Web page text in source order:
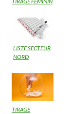
LISTE SECTEUR
NORD
TIRAGE